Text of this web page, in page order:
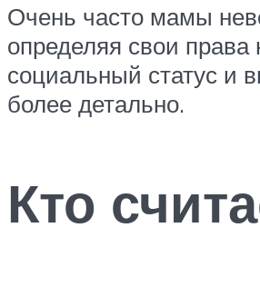
Очень часто мамы
определяя свои права
социальный статус и
более детально.
Кто